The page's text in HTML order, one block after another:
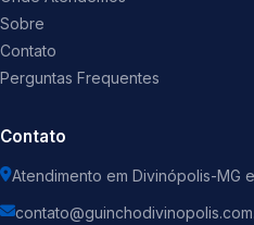
Sobre
Contato
Perguntas Frequentes
Contato
Atendimento em Divinópolis-MG